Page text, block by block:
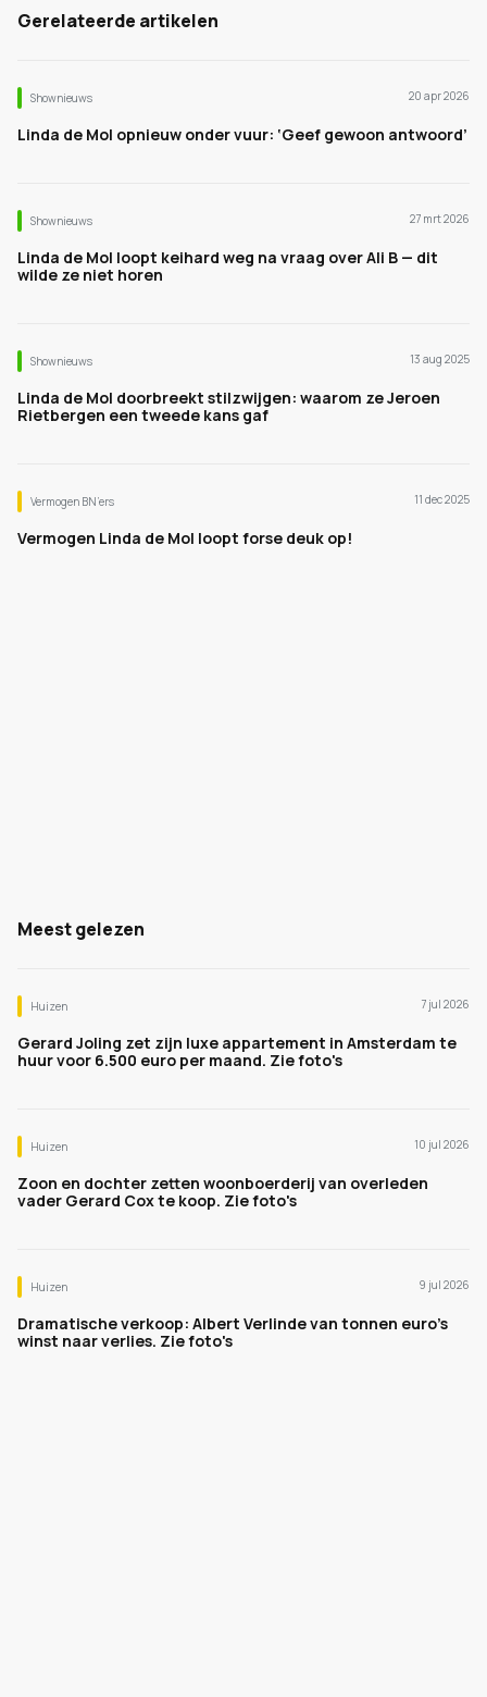
Gerelateerde artikelen
Shownieuws 20 apr 2026
Linda de Mol opnieuw onder vuur: ‘Geef gewoon antwoord’
Shownieuws 27 mrt 2026
Linda de Mol loopt keihard weg na vraag over Ali B — dit
wilde ze niet horen
Shownieuws 13 aug 2025
Linda de Mol doorbreekt stilzwijgen: waarom ze Jeroen
Rietbergen een tweede kans gaf
Vermogen BN’ers 11 dec 2025
Vermogen Linda de Mol loopt forse deuk op!
Meest gelezen
Huizen 7 jul 2026
Gerard Joling zet zijn luxe appartement in Amsterdam te
huur voor 6.500 euro per maand. Zie foto's
Huizen 10 jul 2026
Zoon en dochter zetten woonboerderij van overleden
vader Gerard Cox te koop. Zie foto's
Huizen 9 jul 2026
Dramatische verkoop: Albert Verlinde van tonnen euro's
winst naar verlies. Zie foto's